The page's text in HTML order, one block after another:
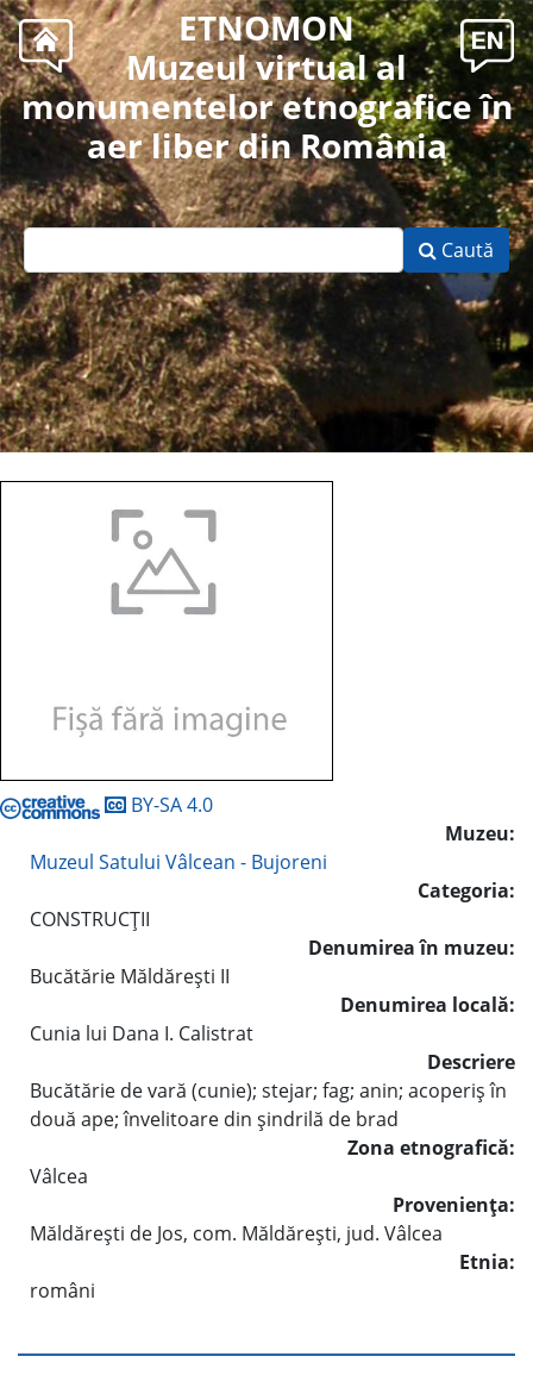
ETNOMON
Muzeul virtual al
monumentelor etnografice în
aer liber din România
Caută
BY-SA 4.0
Muzeu:
Muzeul Satului Vâlcean - Bujoreni
Categoria:
CONSTRUCŢII
Denumirea în muzeu:
Bucătărie Măldăreşti II
Denumirea locală:
Cunia lui Dana I. Calistrat
Descriere
Bucătărie de vară (cunie); stejar; fag; anin; acoperiş în
două ape; învelitoare din şindrilă de brad
Zona etnografică:
Vâlcea
Provenienţa:
Măldăreşti de Jos, com. Măldăreşti, jud. Vâlcea
Etnia:
români